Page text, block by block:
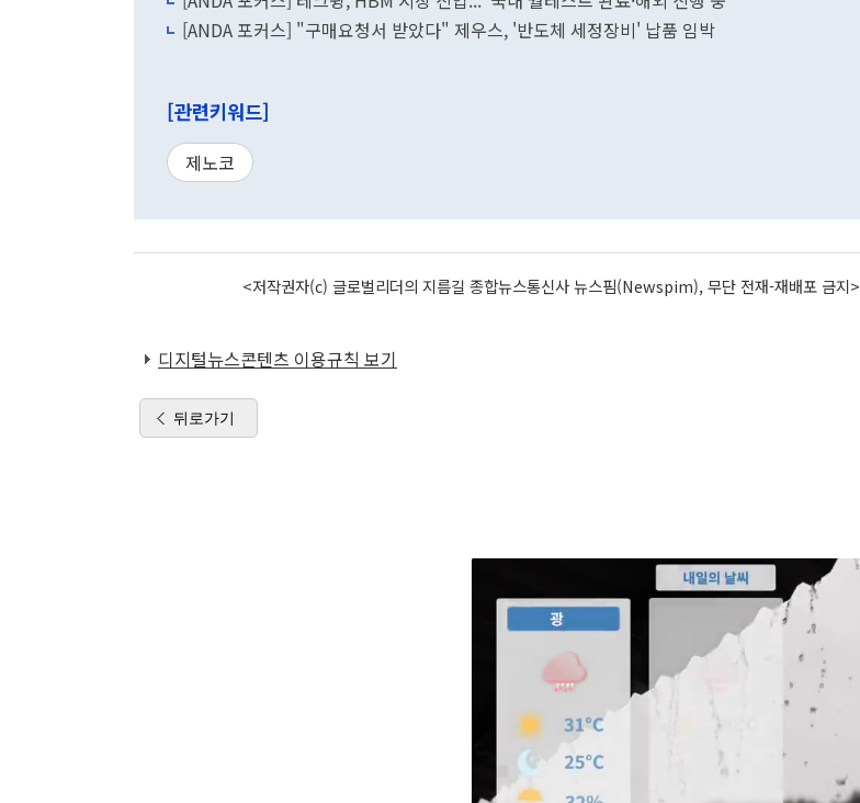
[ANDA 포커스] "구매요청서 받았다" 제우스, '반도체 세정장비' 납품 임박
[관련키워드]
제노코
<저작권자(c) 글로벌리더의 지름길 종합뉴스통신사 뉴스핌(Newspim), 무단 전재-재배포 금지>
디지털뉴스콘텐츠 이용규칙 보기
뒤로가기